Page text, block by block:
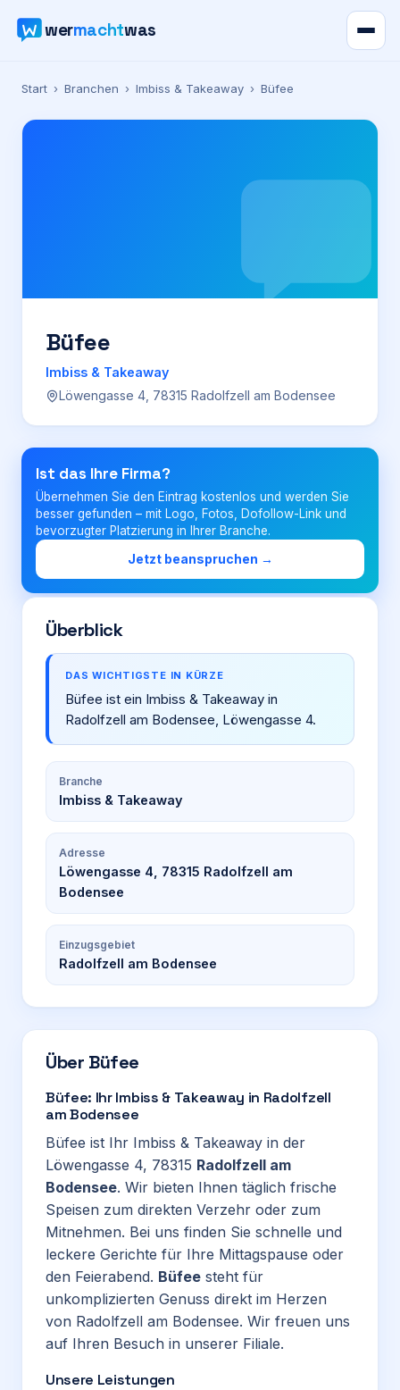
wermachtwas
Verzeichnis
Karte
Preise
Für Firmen
Login
Firma eintragen
Start › Branchen › Imbiss & Takeaway › Büfee
Büfee
Imbiss & Takeaway
Löwengasse 4, 78315 Radolfzell am Bodensee
Ist das Ihre Firma?
Übernehmen Sie den Eintrag kostenlos und werden Sie
besser gefunden – mit Logo, Fotos, Dofollow-Link und
bevorzugter Platzierung in Ihrer Branche.
Jetzt beanspruchen →
Überblick
DAS WICHTIGSTE IN KÜRZE
Büfee ist ein Imbiss & Takeaway in
Radolfzell am Bodensee, Löwengasse 4.
Branche
Imbiss & Takeaway
Adresse
Löwengasse 4, 78315 Radolfzell am
Bodensee
Einzugsgebiet
Radolfzell am Bodensee
Über Büfee
Büfee: Ihr Imbiss & Takeaway in Radolfzell
am Bodensee
Büfee ist Ihr Imbiss & Takeaway in der
Löwengasse 4, 78315 Radolfzell am
Bodensee. Wir bieten Ihnen täglich frische
Speisen zum direkten Verzehr oder zum
Mitnehmen. Bei uns finden Sie schnelle und
leckere Gerichte für Ihre Mittagspause oder
den Feierabend. Büfee steht für
unkomplizierten Genuss direkt im Herzen
von Radolfzell am Bodensee. Wir freuen uns
auf Ihren Besuch in unserer Filiale.
Unsere Leistungen